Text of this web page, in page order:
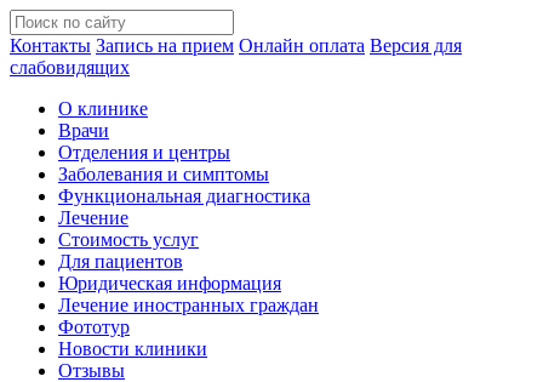
Контакты Запись на прием Онлайн оплата Версия для
слабовидящих
О клинике
Врачи
Отделения и центры
Заболевания и симптомы
Функциональная диагностика
Лечение
Стоимость услуг
Для пациентов
Юридическая информация
Лечение иностранных граждан
Фототур
Новости клиники
Отзывы